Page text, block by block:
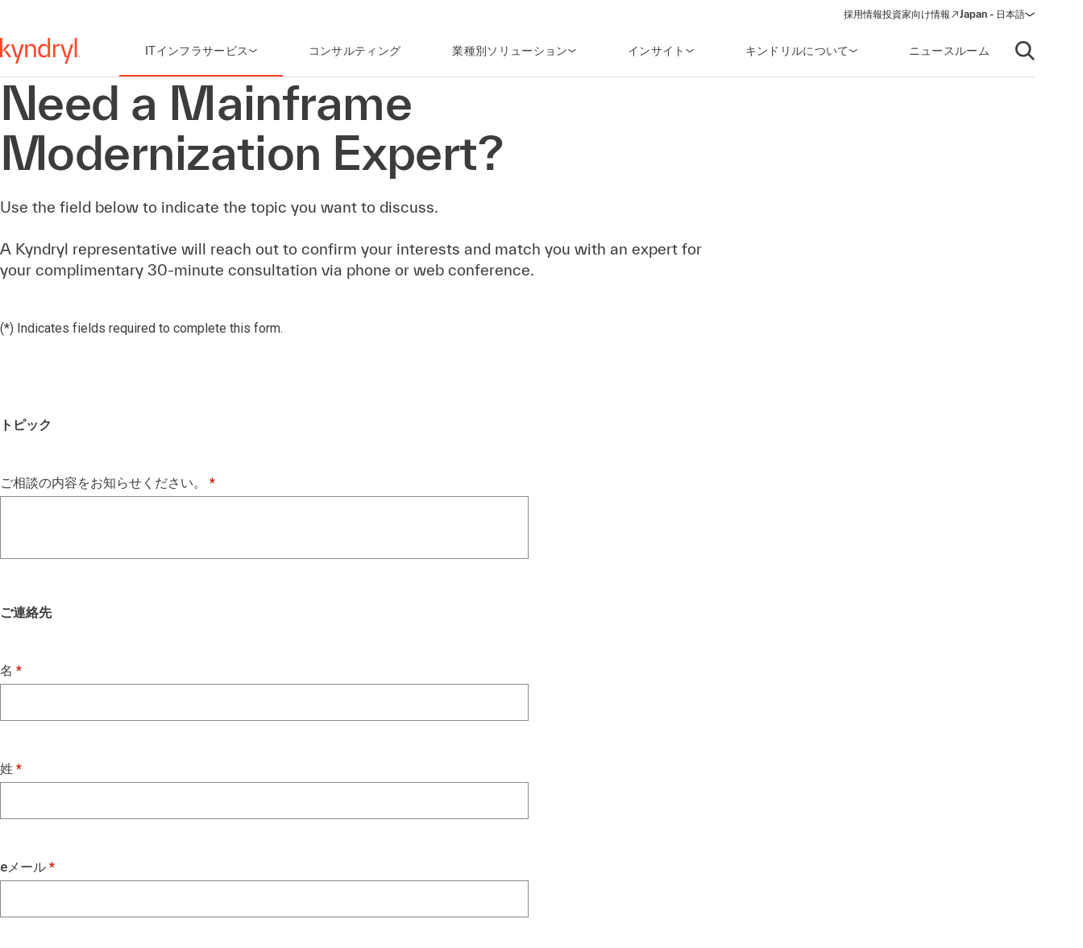
採用情報投資家向け情報
(opens in a new window)
Japan - 日本語
ITインフラサービス コンサルティング 業種別ソリューション インサイト キンドリルについて ニュースルーム
Open
Need a Mainframe
Modernization Expert?
Use the field below to indicate the topic you want to discuss.
A Kyndryl representative will reach out to confirm your interests and match you with an expert for
your complimentary 30-minute consultation via phone or web conference.
(*) Indicates fields required to complete this form.
トピック
ご相談の内容をお知らせください。
ご連絡先
名
姓
eメール